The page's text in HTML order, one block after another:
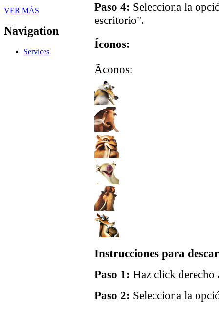
VER MÁS
Navigation
Services
Paso 4: Selecciona la
escritorio".
Íconos:
Ãconos:
Instrucciones para
Paso 1: Haz click derecho
Paso 2: Selecciona la